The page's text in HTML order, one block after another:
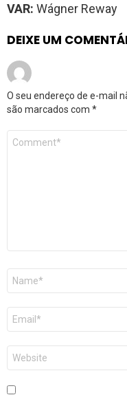
VAR: Wágner Reway
DEIXE UM
O seu endereço de e-mail
são marcados com *
Comentário
Nome
E-
mail
*
Site